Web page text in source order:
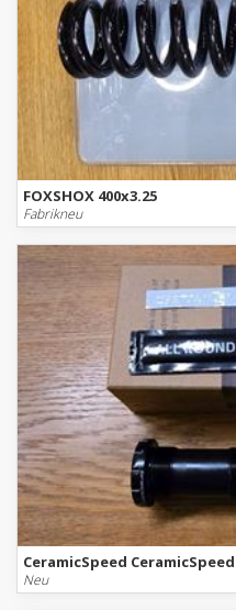
FOXSHOX 400x3.25
Fabrikneu
CeramicSpeed
Neu